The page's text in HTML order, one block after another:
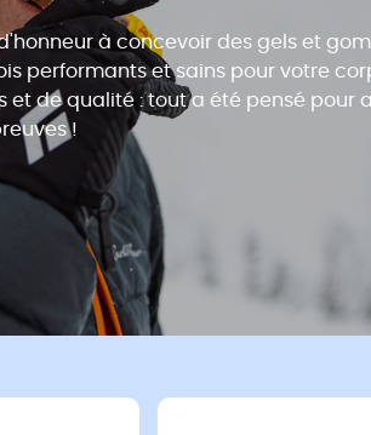
à concevoir des gels et
performants et sains pour votre
et de qualité : tout a été pensé pour
!